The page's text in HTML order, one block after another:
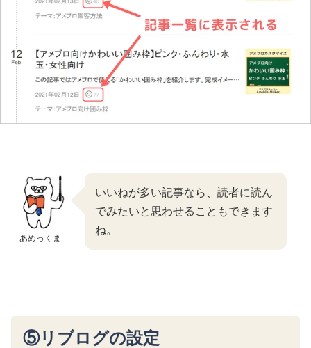
あめっくま
いいねが多い記事なら、読者に読ん
でみたいと思わせることもできます
ね。
⑤リブログの設定